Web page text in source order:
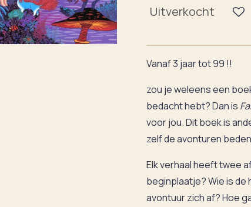
Uitverkocht
Vanaf 3 jaar tot 99 !!
zou je weleens een
bedacht hebt? Dan is
voor jou. Dit boek is
zelf de avonturen
Elk verhaal heeft twee
beginplaatje? Wie is
avontuur zich af? Hoe